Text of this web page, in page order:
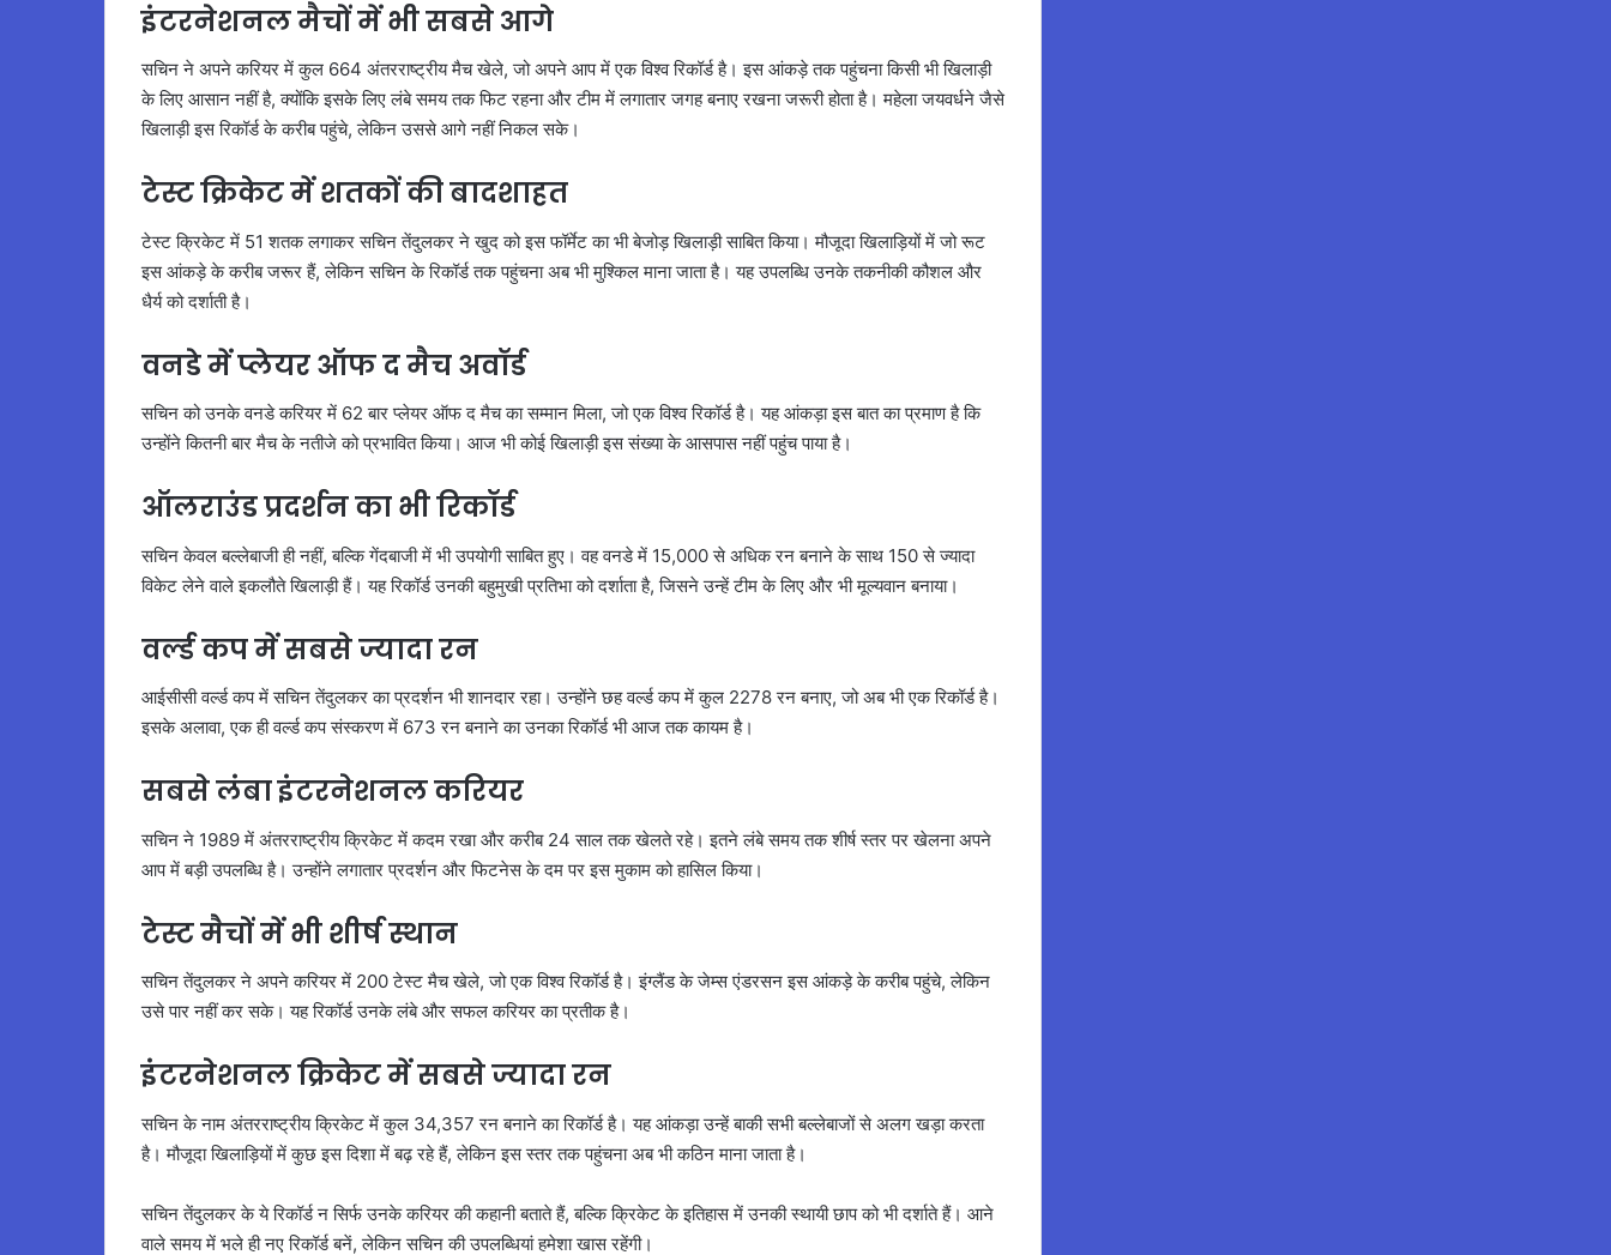
इंटरनेशनल मैचों में भी सबसे आगे
सचिन ने अपने करियर में कुल 664 अंतरराष्ट्रीय मैच खेले, जो अपने आप में एक विश्व रिकॉर्ड है। इस आंकड़े तक पहुंचना किसी भी खिलाड़ी
के लिए आसान नहीं है, क्योंकि इसके लिए लंबे समय तक फिट रहना और टीम में लगातार जगह बनाए रखना जरूरी होता है। महेला जयवर्धने जैसे
खिलाड़ी इस रिकॉर्ड के करीब पहुंचे, लेकिन उससे आगे नहीं निकल सके।
टेस्ट क्रिकेट में शतकों की बादशाहत
टेस्ट क्रिकेट में 51 शतक लगाकर सचिन तेंदुलकर ने खुद को इस फॉर्मेट का भी बेजोड़ खिलाड़ी साबित किया। मौजूदा खिलाड़ियों में जो रूट
इस आंकड़े के करीब जरूर हैं, लेकिन सचिन के रिकॉर्ड तक पहुंचना अब भी मुश्किल माना जाता है। यह उपलब्धि उनके तकनीकी कौशल और
धैर्य को दर्शाती है।
वनडे में प्लेयर ऑफ द मैच अवॉर्ड
सचिन को उनके वनडे करियर में 62 बार प्लेयर ऑफ द मैच का सम्मान मिला, जो एक विश्व रिकॉर्ड है। यह आंकड़ा इस बात का प्रमाण है कि
उन्होंने कितनी बार मैच के नतीजे को प्रभावित किया। आज भी कोई खिलाड़ी इस संख्या के आसपास नहीं पहुंच पाया है।
ऑलराउंड प्रदर्शन का भी रिकॉर्ड
सचिन केवल बल्लेबाजी ही नहीं, बल्कि गेंदबाजी में भी उपयोगी साबित हुए। वह वनडे में 15,000 से अधिक रन बनाने के साथ 150 से ज्यादा
विकेट लेने वाले इकलौते खिलाड़ी हैं। यह रिकॉर्ड उनकी बहुमुखी प्रतिभा को दर्शाता है, जिसने उन्हें टीम के लिए और भी मूल्यवान बनाया।
वर्ल्ड कप में सबसे ज्यादा रन
आईसीसी वर्ल्ड कप में सचिन तेंदुलकर का प्रदर्शन भी शानदार रहा। उन्होंने छह वर्ल्ड कप में कुल 2278 रन बनाए, जो अब भी एक रिकॉर्ड है।
इसके अलावा, एक ही वर्ल्ड कप संस्करण में 673 रन बनाने का उनका रिकॉर्ड भी आज तक कायम है।
सबसे लंबा इंटरनेशनल करियर
सचिन ने 1989 में अंतरराष्ट्रीय क्रिकेट में कदम रखा और करीब 24 साल तक खेलते रहे। इतने लंबे समय तक शीर्ष स्तर पर खेलना अपने
आप में बड़ी उपलब्धि है। उन्होंने लगातार प्रदर्शन और फिटनेस के दम पर इस मुकाम को हासिल किया।
टेस्ट मैचों में भी शीर्ष स्थान
सचिन तेंदुलकर ने अपने करियर में 200 टेस्ट मैच खेले, जो एक विश्व रिकॉर्ड है। इंग्लैंड के जेम्स एंडरसन इस आंकड़े के करीब पहुंचे, लेकिन
उसे पार नहीं कर सके। यह रिकॉर्ड उनके लंबे और सफल करियर का प्रतीक है।
इंटरनेशनल क्रिकेट में सबसे ज्यादा रन
सचिन के नाम अंतरराष्ट्रीय क्रिकेट में कुल 34,357 रन बनाने का रिकॉर्ड है। यह आंकड़ा उन्हें बाकी सभी बल्लेबाजों से अलग खड़ा करता
है। मौजूदा खिलाड़ियों में कुछ इस दिशा में बढ़ रहे हैं, लेकिन इस स्तर तक पहुंचना अब भी कठिन माना जाता है।
सचिन तेंदुलकर के ये रिकॉर्ड न सिर्फ उनके करियर की कहानी बताते हैं, बल्कि क्रिकेट के इतिहास में उनकी स्थायी छाप को भी दर्शाते हैं। आने
वाले समय में भले ही नए रिकॉर्ड बनें, लेकिन सचिन की उपलब्धियां हमेशा खास रहेंगी।